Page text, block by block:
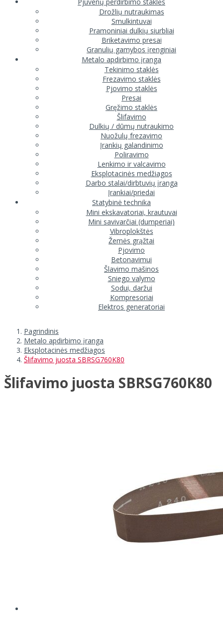
Drožlių nutraukimas
Smulkintuvai
Pramoniniai dulkių siurbliai
Briketavimo presai
Granulių gamybos įrenginiai
Metalo apdirbimo įranga
Tekinimo staklės
Frezavimo staklės
Pjovimo staklės
Presai
Gręžimo staklės
Šlifavimo
Dulkių / dūmų nutraukimo
Nuožulų frezavimo
Įrankių galandinimo
Poliravimo
Lenkimo ir valcavimo
Eksplotacinės medžiagos
Darbo stalai/dirbtuvių įranga
Įrankiai/priedai
Statybinė technika
Mini ekskavatoriai, krautuvai
Mini savivarčiai (dumperiai)
Vibroplokštės
Žemės grąžtai
Pjovimo
Betonavimui
Šlavimo mašinos
Sniego valymo
Sodui, daržui
Kompresoriai
Elektros generatoriai
Pagrindinis
Metalo apdirbimo įranga
Eksplotacinės medžiagos
Šlifavimo juosta SBRSG760K80
Šlifavimo juosta SBRSG760K80